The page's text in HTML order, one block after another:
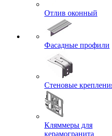
Отлив оконный
Фасадные профили
Стеновые
Кляммеры для
керамогранита